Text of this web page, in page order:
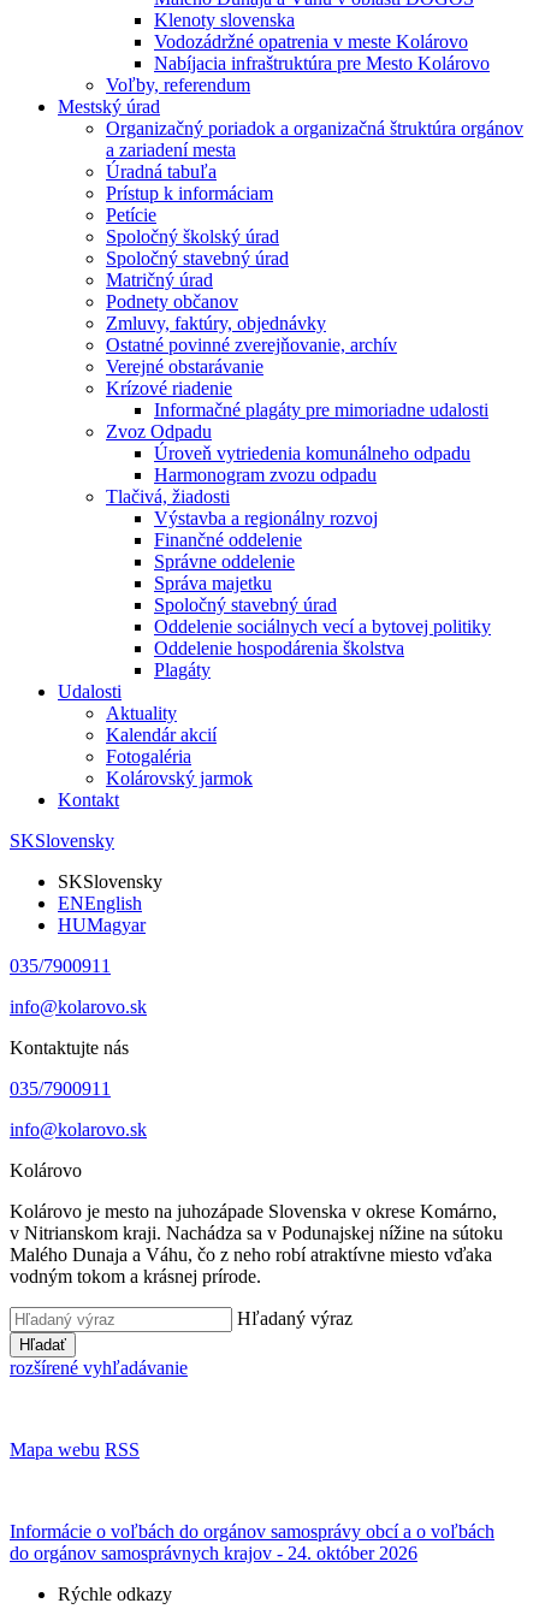
Klenoty slovenska
Vodozádržné opatrenia v meste Kolárovo
Nabíjacia infraštruktúra pre Mesto Kolárovo
Voľby, referendum
Mestský úrad
Organizačný poriadok a organizačná štruktúra orgánov
a zariadení mesta
Úradná tabuľa
Prístup k informáciam
Petície
Spoločný školský úrad
Spoločný stavebný úrad
Matričný úrad
Podnety občanov
Zmluvy, faktúry, objednávky
Ostatné povinné zverejňovanie, archív
Verejné obstarávanie
Krízové riadenie
Informačné plagáty pre mimoriadne udalosti
Zvoz Odpadu
Úroveň vytriedenia komunálneho odpadu
Harmonogram zvozu odpadu
Tlačivá, žiadosti
Výstavba a regionálny rozvoj
Finančné oddelenie
Správne oddelenie
Správa majetku
Spoločný stavebný úrad
Oddelenie sociálnych vecí a bytovej politiky
Oddelenie hospodárenia školstva
Plagáty
Udalosti
Aktuality
Kalendár akcií
Fotogaléria
Kolárovský jarmok
Kontakt
SKSlovensky
SKSlovensky
ENEnglish
HUMagyar
035/7900911
info@kolarovo.sk
Kontaktujte nás
035/7900911
info@kolarovo.sk
Kolárovo
Kolárovo je mesto na juhozápade Slovenska v okrese Komárno,
v Nitrianskom kraji. Nachádza sa v Podunajskej nížine na sútoku
Malého Dunaja a Váhu, čo z neho robí atraktívne miesto vďaka
vodným tokom a krásnej prírode.
Hľadaný výraz
Hľadať
rozšírené vyhľadávanie
Mapa webu RSS
Informácie o voľbách do orgánov samosprávy obcí a o voľbách
do orgánov samosprávnych krajov - 24. október 2026
Rýchle odkazy